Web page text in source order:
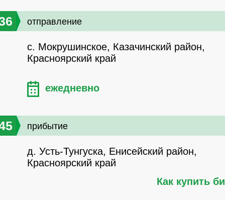
отправление
с. Мокрушинское, Казачинский район,
Красноярский край
ежедневно
прибытие
д. Усть-Тунгуска, Енисейский район,
Красноярский край
Как купить